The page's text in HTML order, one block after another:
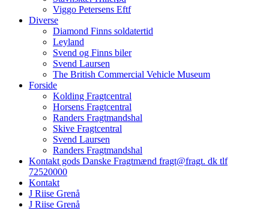
Viggo Petersens Eftf
Diverse
Diamond Finns soldatertid
Leyland
Svend og Finns biler
Svend Laursen
The British Commercial Vehicle Museum
Forside
Kolding Fragtcentral
Horsens Fragtcentral
Randers Fragtmandshal
Skive Fragtcentral
Svend Laursen
Randers Fragtmandshal
Kontakt gods Danske Fragtmænd fragt@fragt. dk tlf
72520000
Kontakt
J Riise Grenå
J Riise Grenå